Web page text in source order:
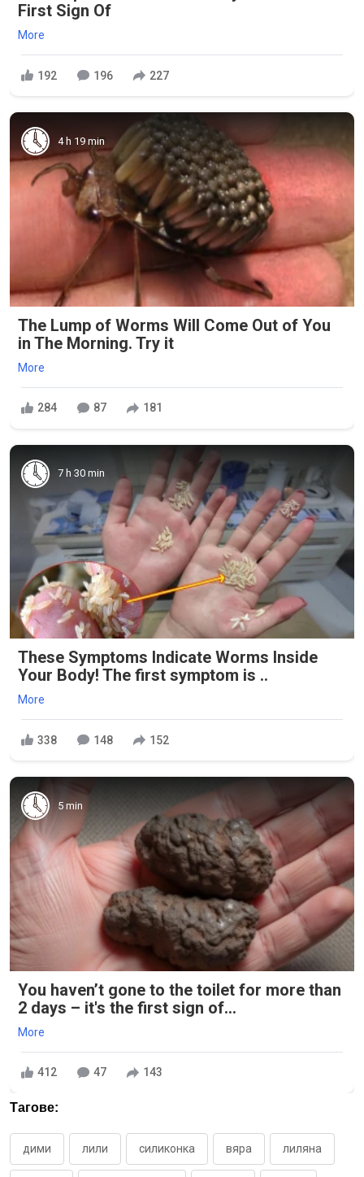
First Sign Of
More
192 196 227
4 h 19 min
The Lump of Worms Will Come Out of You
in The Morning. Try it
More
284 87 181
7 h 30 min
These Symptoms Indicate Worms Inside
Your Body! The first symptom is ..
More
338 148 152
5 min
You haven’t gone to the toilet for more than
2 days – it's the first sign of...
More
412 47 143
Тагове:
дими лили силиконка вяра лиляна